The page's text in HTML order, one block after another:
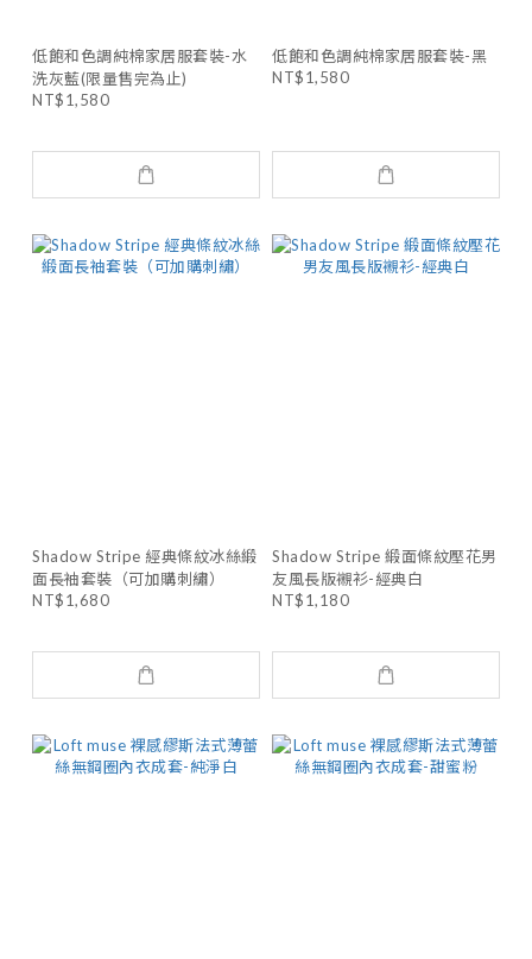
低飽和色調純棉家居服套裝-水
洗灰藍(限量售完為止)
NT$1,580
低飽和色調純棉家居服套裝-黑
NT$1,580
Shadow Stripe 經典條紋冰絲緞
面長袖套裝（可加購刺繡）
NT$1,680
Shadow Stripe 緞面條紋壓花男
友風長版襯衫-經典白
NT$1,180